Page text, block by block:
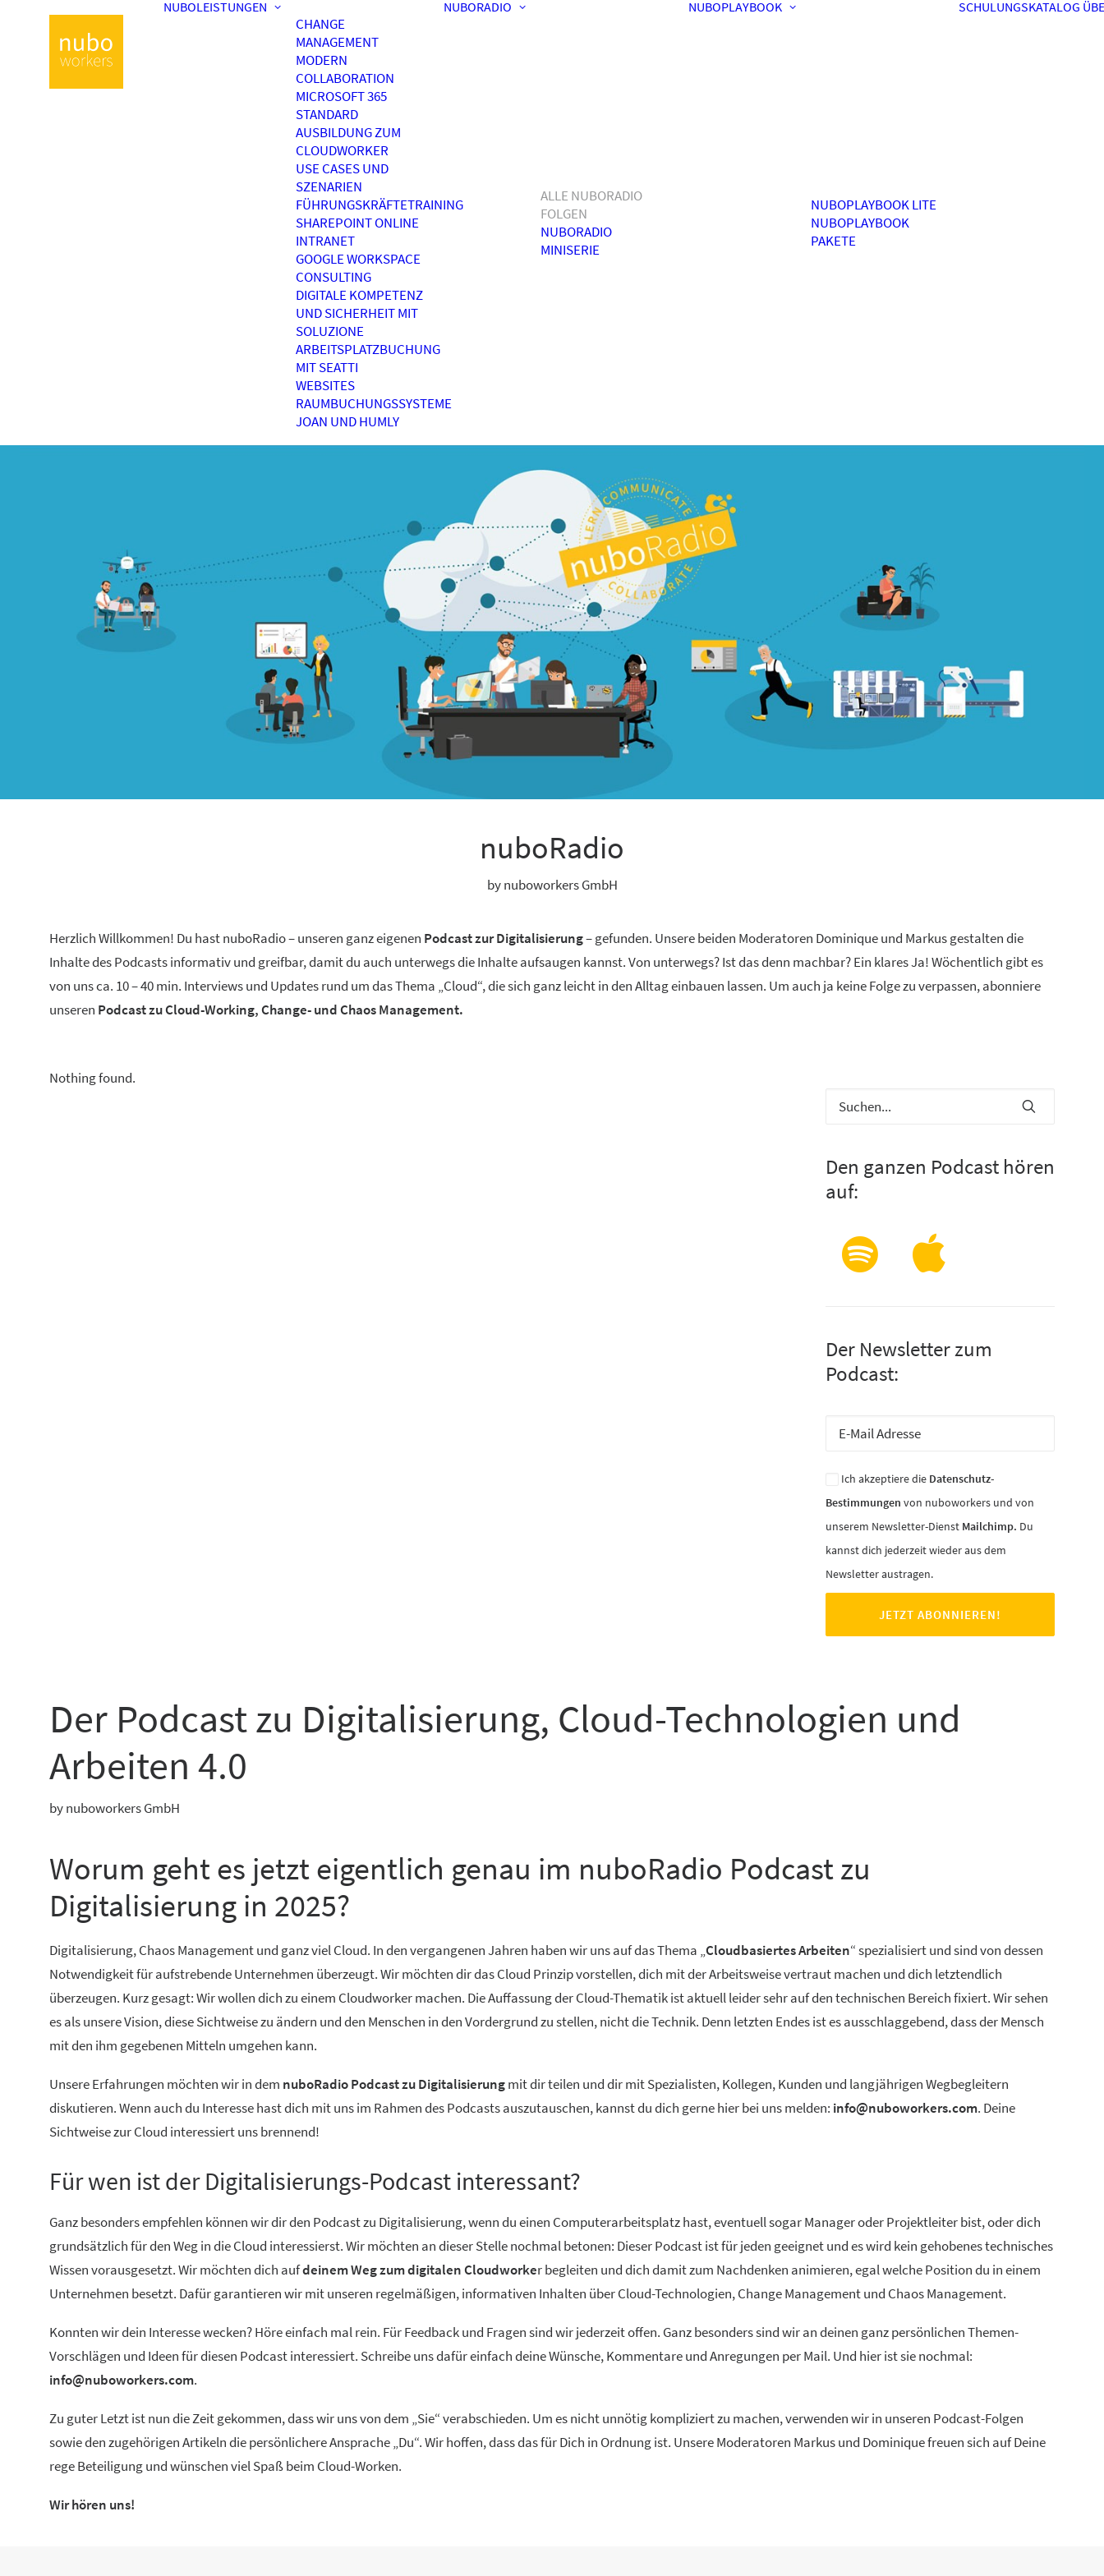
NUBOLEISTUNGEN
CHANGE
MANAGEMENT
MODERN
COLLABORATION
MICROSOFT 365
STANDARD
AUSBILDUNG ZUM
CLOUDWORKER
USE CASES UND
SZENARIEN
FÜHRUNGSKRÄFTETRAINING
SHAREPOINT ONLINE
INTRANET
GOOGLE WORKSPACE
CONSULTING
DIGITALE KOMPETENZ
UND SICHERHEIT MIT
SOLUZIONE
ARBEITSPLATZBUCHUNG
MIT SEATTI
WEBSITES
RAUMBUCHUNGSSYSTEME
JOAN UND HUMLY
NUBORADIO
ALLE NUBORADIO
FOLGEN
NUBORADIO
MINISERIE
NUBOPLAYBOOK
NUBOPLAYBOOK LITE
NUBOPLAYBOOK
PAKETE
SCHULUNGSKATALOG
nuboRadio
by nuboworkers GmbH
Herzlich Willkommen! Du hast nuboRadio – unseren ganz eigenen Podcast zur Digitalisierung– gefunden. Unsere beiden Moderatoren Dominique und Markus gestalten die
Inhalte des Podcasts informativ und greifbar, damit du auch unterwegs die Inhalte aufsaugen kannst. Von unterwegs? Ist das denn machbar? Ein klares Ja! Wöchentlich gibt es
von uns ca. 10 – 40 min. Interviews und Updates rund um das Thema „Cloud“, die sich ganz leicht in den Alltag einbauen lassen. Um auch ja keine Folge zu verpassen, abonniere
unseren Podcast zu Cloud-Working, Change- und Chaos Management.
Nothing found.
Den ganzen Podcast hören
auf:
Der Newsletter zum
Podcast:
Ich akzeptiere die Datenschutz-
Bestimmungen von nuboworkers und von
unserem Newsletter-Dienst Mailchimp. Du
kannst dich jederzeit wieder aus dem
Newsletter austragen.
Der Podcast zu Digitalisierung, Cloud-Technologien und
Arbeiten 4.0
by nuboworkers GmbH
Worum geht es jetzt eigentlich genau im nuboRadio Podcast zu
Digitalisierung in 2025?
Digitalisierung, Chaos Management und ganz viel Cloud. In den vergangenen Jahren haben wir uns auf das Thema „Cloudbasiertes Arbeiten“ spezialisiert und sind von dessen
Notwendigkeit für aufstrebende Unternehmen überzeugt. Wir möchten dir das Cloud Prinzip vorstellen, dich mit der Arbeitsweise vertraut machen und dich letztendlich
überzeugen. Kurz gesagt: Wir wollen dich zu einem Cloudworker machen. Die Auffassung der Cloud-Thematik ist aktuell leider sehr auf den technischen Bereich fixiert. Wir sehen
es als unsere Vision, diese Sichtweise zu ändern und den Menschen in den Vordergrund zu stellen, nicht die Technik. Denn letzten Endes ist es ausschlaggebend, dass der Mensch
mit den ihm gegebenen Mitteln umgehen kann.
Unsere Erfahrungen möchten wir in dem nuboRadio Podcast zu Digitalisierungmit dir teilen und dir mit Spezialisten, Kollegen, Kunden und langjährigen Wegbegleitern
diskutieren. Wenn auch du Interesse hast dich mit uns im Rahmen des Podcasts auszutauschen, kannst du dich gerne hier bei uns melden: info@nuboworkers.com. Deine
Sichtweise zur Cloud interessiert uns brennend!
Für wen ist der Digitalisierungs-Podcast interessant?
Ganz besonders empfehlen können wir dir den Podcast zu Digitalisierung, wenn du einen Computerarbeitsplatz hast, eventuell sogar Manager oder Projektleiter bist, oder dich
grundsätzlich für den Weg in die Cloud interessierst. Wir möchten an dieser Stelle nochmal betonen: Dieser Podcast ist für jeden geeignet und es wird kein gehobenes technisches
Wissen vorausgesetzt. Wir möchten dich aufdeinem Weg zum digitalen Cloudworker begleiten und dich damit zum Nachdenken animieren, egal welche Position du in einem
Unternehmen besetzt. Dafür garantieren wir mit unseren regelmäßigen, informativen Inhalten über Cloud-Technologien, Change Management und Chaos Management.
Konnten wir dein Interesse wecken? Höre einfach mal rein. Für Feedback und Fragen sind wir jederzeit offen. Ganz besonders sind wir an deinen ganz persönlichen Themen-
Vorschlägen und Ideen für diesen Podcast interessiert. Schreibe uns dafür einfach deine Wünsche, Kommentare und Anregungen per Mail. Und hier ist sie nochmal:
info@nuboworkers.com.
Zu guter Letzt ist nun die Zeit gekommen, dass wir uns von dem „Sie“ verabschieden. Um es nicht unnötig kompliziert zu machen, verwenden wir in unseren Podcast-Folgen
sowie den zugehörigen Artikeln die persönlichere Ansprache „Du“. Wir hoffen, dass das für Dich in Ordnung ist. Unsere Moderatoren Markus und Dominique freuen sich auf Deine
rege Beteiligung und wünschen viel Spaß beim Cloud-Worken.
Wir hören uns!